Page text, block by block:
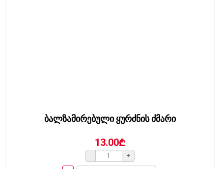
ბალზამირებული ყურძნის ძმარი
13.00₾
- +